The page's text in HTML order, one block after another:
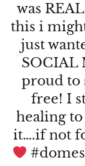
was
this i
just
SOCIAL
proud to
free! I
healing
it….if not